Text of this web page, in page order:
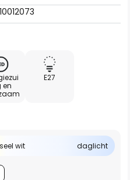
10012073
en
E27
wit daglicht